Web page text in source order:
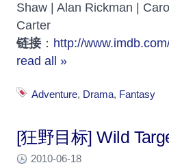
Shaw | Alan Rickman |
Carter
链接 ： http://
read all »
Adventure, Drama, Fantasy
[狂野目标] Wild
2010-06-18